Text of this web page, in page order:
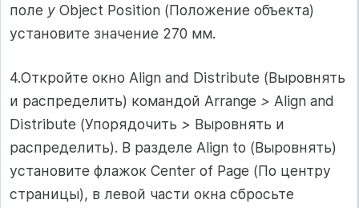
поле у Object Position (Положение объекта)
установите значение 270 мм.
4.Откройте окно Align and Distribute (Выровнять
и распределить) командой Arrange > Align and
Distribute (Упорядочить > Выровнять и
распределить). В разделе Align to (Выровнять)
установите флажок Center of Page (По центру
страницы), в левой части окна сбросьте